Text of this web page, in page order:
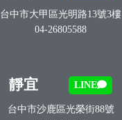
台中市大甲區光明路13號3樓
04-26805588
靜宜 LINE
台中市沙鹿區光榮街88號